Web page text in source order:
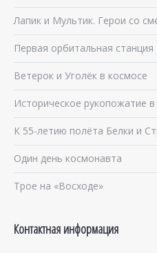
Лапик и Мультик. Герои со
Первая орбитальная станция
Ветерок и Уголёк в космосе
Историческое рукопожатие
К 55-летию полёта Белки и
Один день космонавта
Трое на «Восходе»
Контактная информация